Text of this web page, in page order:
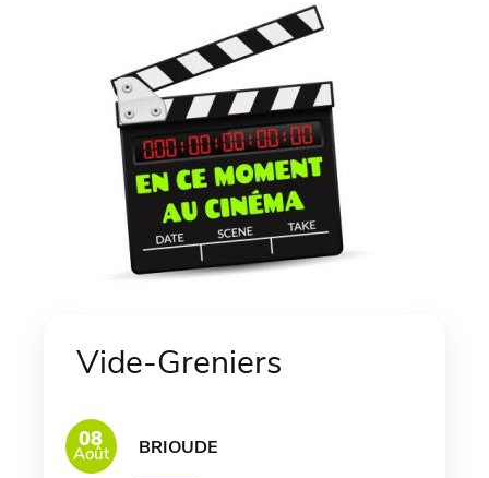
Vide-Greniers
08
Août BRIOUDE